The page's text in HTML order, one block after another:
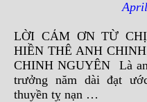
LỜI CẢM ƠN TỪ CHỊ TRƯƠNG MỸ THANH –
HIỀN THÊ ANH
CHINH NGUYÊN Là
trưởng năm dài đạt
thuyền tỵ nạn …